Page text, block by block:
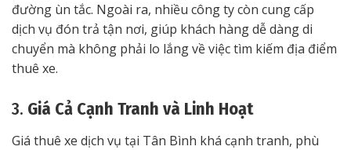
đường ùn tắc. Ngoài ra, nhiều công ty còn cung cấp
dịch vụ đón trả tận nơi, giúp khách hàng dễ dàng di
chuyển mà không phải lo lắng về việc tìm kiếm địa điểm
thuê xe.
3. Giá Cả Cạnh Tranh và Linh Hoạt
Giá thuê xe dịch vụ tại Tân Bình khá cạnh tranh, phù